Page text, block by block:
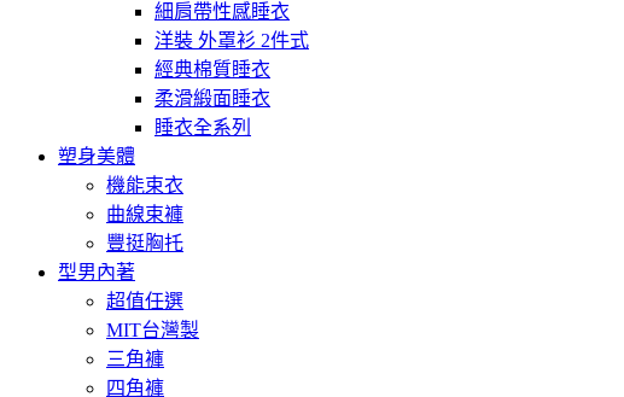
細肩帶性感睡衣
洋裝 外罩衫 2件式
經典棉質睡衣
柔滑緞面睡衣
睡衣全系列
塑身美體
機能束衣
曲線束褲
豐挺胸托
型男內著
超值任選
MIT台灣製
三角褲
四角褲